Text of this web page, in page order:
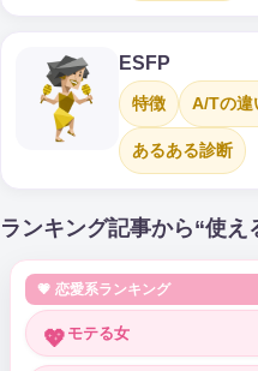
ESFP
特徴 A/Tの違
あるある診断
ランキング記事から“使え
💗 恋愛系ランキング
💖 モテる女